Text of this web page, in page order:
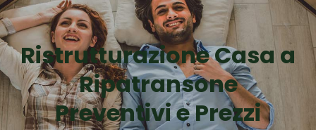
Ristrutturazione Casa a
Ripatransone
Preventivi e Prezzi